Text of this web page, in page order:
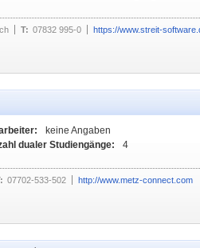
T: 07832 995-0 https://www.streit-
keine Angaben
dualer Studiengänge:
4
07702-533-502 http://www.metz-connect.com